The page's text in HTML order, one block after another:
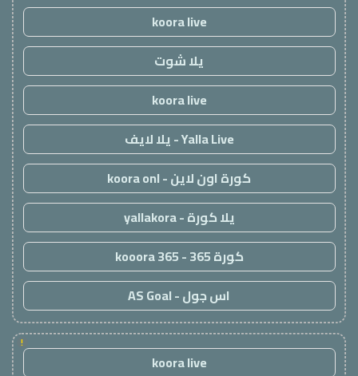
koora live
يلا شوت
koora live
Yalla Live - يلا لايف
كورة اون لاين - koora onl
يلا كورة - yallakora
كورة 365 - kooora 365
اس جول - AS Goal
!
koora live